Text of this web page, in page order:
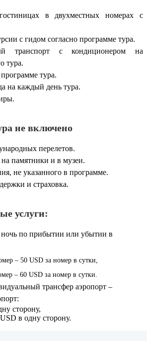
в двухместных номерах с
с гидом согласно программе тура.
транспорт с кондиционером на
тура.
тура.
на каждый день тура.
не включено
перелетов.
памятники и в музеи.
не указанного в программе.
и страховка.
услуги:
по прибытии или убытии в
– 50 USD за номер в сутки,
– 60 USD за номер в сутки.
трансфер аэропорт –
сторону,
в одну сторону.